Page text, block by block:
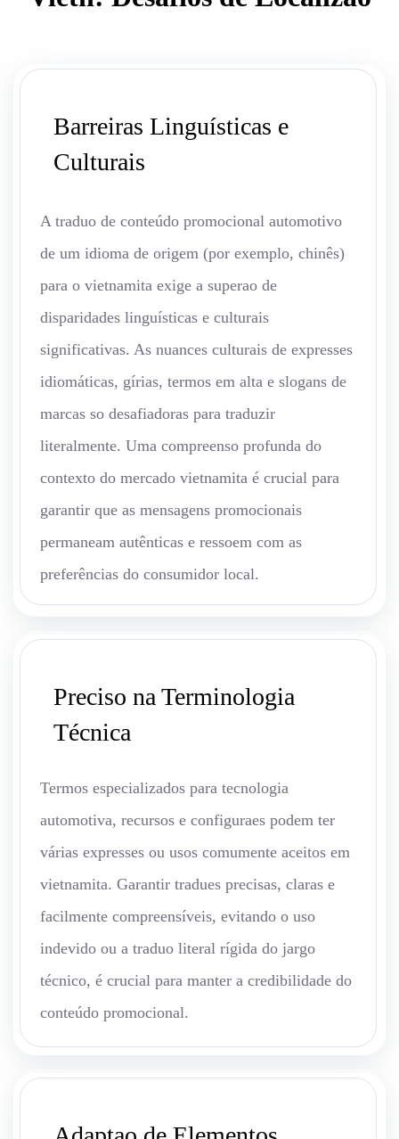
Barreiras Linguísticas e
Culturais
A traduo de conteúdo promocional automotivo
de um idioma de origem (por exemplo, chinês)
para o vietnamita exige a superao de
disparidades linguísticas e culturais
significativas. As nuances culturais de expresses
idiomáticas, gírias, termos em alta e slogans de
marcas so desafiadoras para traduzir
literalmente. Uma compreenso profunda do
contexto do mercado vietnamita é crucial para
garantir que as mensagens promocionais
permaneam autênticas e ressoem com as
preferências do consumidor local.
Preciso na Terminologia
Técnica
Termos especializados para tecnologia
automotiva, recursos e configuraes podem ter
várias expresses ou usos comumente aceitos em
vietnamita. Garantir tradues precisas, claras e
facilmente compreensíveis, evitando o uso
indevido ou a traduo literal rígida do jargo
técnico, é crucial para manter a credibilidade do
conteúdo promocional.